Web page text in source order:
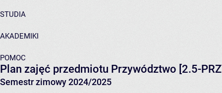
STUDIA
AKADEMIKI
POMOC
Plan zajęć przedmiotu Przywództwo [2.5-
Semestr zimowy 2024/2025